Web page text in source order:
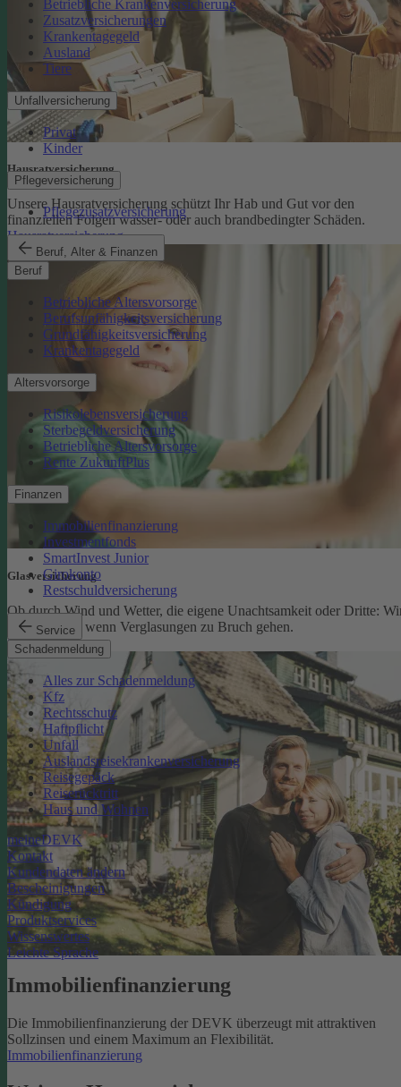
Betriebliche Krankenversicherung
Zusatzversicherungen
Krankentagegeld
Ausland
Tiere
Unfallversicherung
Privat
Kinder
Pflegeversicherung
Pflegezusatzversicherung
Beruf, Alter & Finanzen
Beruf
Betriebliche Altersvorsorge
Berufsunfähigkeitsversicherung
Grundfähigkeitsversicherung
Krankentagegeld
Altersvorsorge
Risikolebensversicherung
Sterbegeldversicherung
Betriebliche Altersvorsorge
Rente ZukunftPlus
Finanzen
Immobilienfinanzierung
Investmentfonds
SmartInvest Junior
Girokonto
Restschuldversicherung
Service
Schadenmeldung
Alles zur Schadenmeldung
Kfz
Rechtsschutz
Haftpflicht
Unfall
Auslandsreisekrankenversicherung
Reisegepäck
Reiserücktritt
Haus und Wohnen
meineDEVK
Kontakt
Kundendaten ändern
Bescheinigungen
Kündigung
Produktservices
Wissenswertes
Leichte Sprache
Hausratversicherung
Unsere Hausratversicherung schützt Ihr Hab und Gut vor den
finanziellen Folgen wasser- oder auch brandbedingter Schäden.
Hausratversicherung
Glasversicherung
Ob durch Wind und Wetter, die eigene Unachtsamkeit oder Dritte:
schützen Sie, wenn Verglasungen zu Bruch gehen.
Glasversicherung
Immobilienfinanzierung
Die Immobilienfinanzierung der DEVK überzeugt mit attraktiven
Sollzinsen und einem Maximum an Flexibilität.
Immobilienfinanzierung